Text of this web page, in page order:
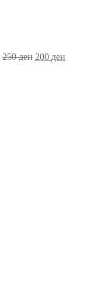
250ден 200 ден